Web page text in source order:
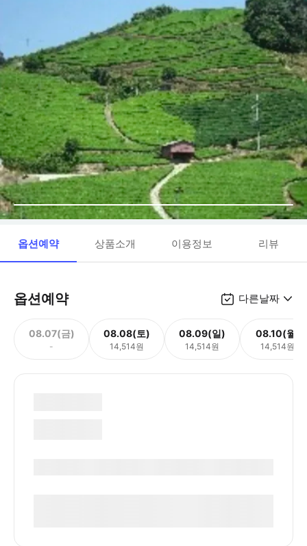
옵션예약 상품소개 이용정보 리뷰
옵션예약 다른날짜
08.07(금)
-
08.08(토)
14,514원
08.09(일)
14,514원
08.10(월)
14,514원